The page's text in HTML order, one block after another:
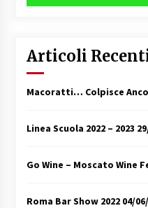
Articoli
Macoratti… Colpisce
Linea Scuola 2022 – 2023
Go Wine – Moscato Wine
Roma Bar Show 2022 04/